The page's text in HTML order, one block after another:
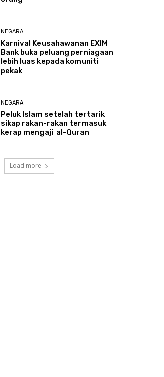
NEGARA
Karnival Keusahawanan EXIM
Bank buka peluang perniagaan
lebih luas kepada komuniti
pekak
NEGARA
PelukIslam setelah tertarik
sikap rakan-rakan termasuk
kerap mengaji al-Quran
Load more